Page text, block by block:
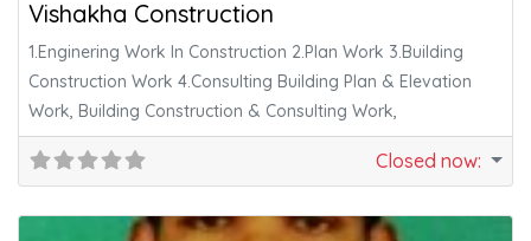
Vishakha Construction
1.Enginering Work In Construction 2.Plan Work 3.Building
Construction Work 4.Consulting Building Plan & Elevation
Work, Building Construction & Consulting Work,
Closed now: